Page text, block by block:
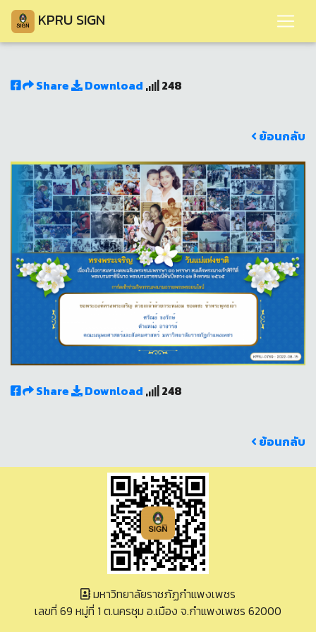
KPRU SIGN
Share Download 248
ย้อนกลับ
Share Download 248
ย้อนกลับ
มหาวิทยาลัยราชภัฏกำแพงเพชร
เลขที่ 69 หมู่ที่ 1 ต.นครชุม อ.เมือง จ.กำแพงเพชร 62000